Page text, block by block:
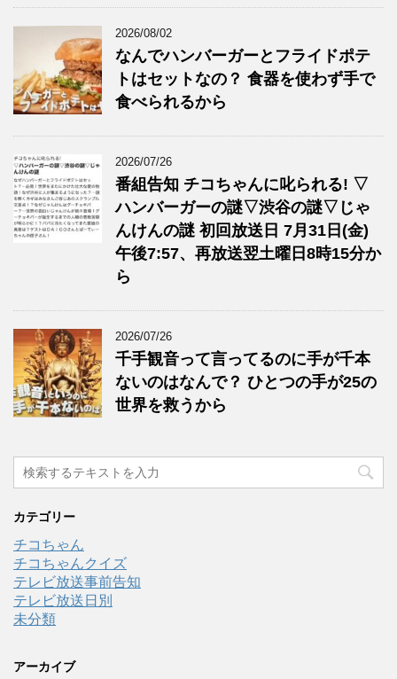
2026/08/02
なんでハンバーガーとフライドポテ
トはセットなの？ 食器を使わず手で
食べられるから
2026/07/26
番組告知 チコちゃんに叱られる! ▽
ハンバーガーの謎▽渋谷の謎▽じゃ
んけんの謎 初回放送日 7月31日(金)
午後7:57、再放送翌土曜日8時15分か
ら
2026/07/26
千手観音って言ってるのに手が千本
ないのはなんで？ ひとつの手が25の
世界を救うから
カテゴリー
チコちゃん
チコちゃんクイズ
テレビ放送事前告知
テレビ放送日別
未分類
アーカイブ